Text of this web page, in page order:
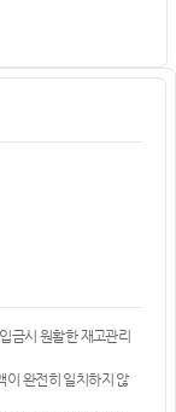
금시 원활한 재고관리
이 완전히 일치하지 않